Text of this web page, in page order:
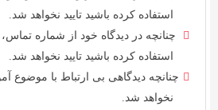
استفاده کرده باشید تایید نخواهد شد.
چنانچه در دیدگاه خود از شماره تماس،
استفاده کرده باشید تایید نخواهد شد.
چنانچه دیدگاهی بی ارتباط با موضوع
نخواهد شد.